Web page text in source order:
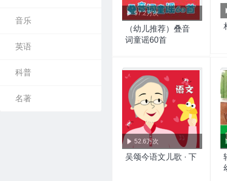
音乐
英语
科普
名著
97.2万次
（幼儿推荐）叠音
词童谣60首
52.6万次
吴颂今语文儿歌 · 下